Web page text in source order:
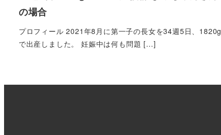
の場合
プロフィール 2021年8月に第一子の長女を34週5日、1820g
で出産しました。 妊娠中は何も問題 […]